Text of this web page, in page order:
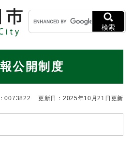
ーを飛ばして本文へ
キ
ー
ワ
検
検索
公開制度
0073822 更新日：2025年10月21日更新